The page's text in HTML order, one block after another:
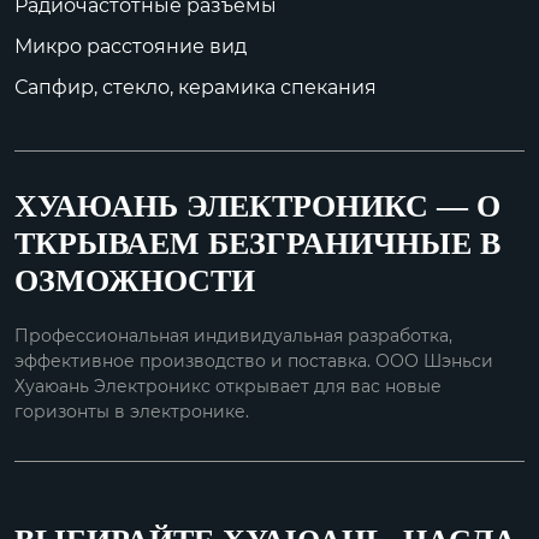
Радиочастотные разъемы
Микро расстояние вид
Сапфир, стекло, керамика спекания
ХУАЮАНЬ ЭЛЕКТРОНИКС — О
ТКРЫВАЕМ БЕЗГРАНИЧНЫЕ В
ОЗМОЖНОСТИ
Профессиональная индивидуальная разработка,
эффективное производство и поставка. ООО Шэньси
Хуаюань Электроникс открывает для вас новые
горизонты в электронике.